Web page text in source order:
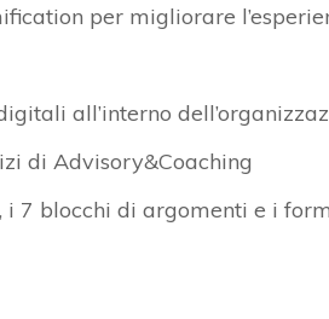
per migliorare
all’interno
di Advisory&Coaching
7 blocchi di argomenti e i